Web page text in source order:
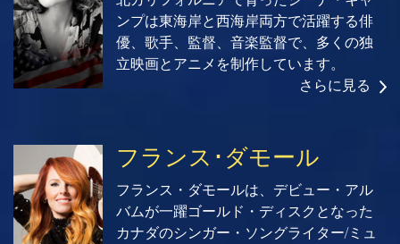
ンプは東海岸と西海岸両方で活躍する俳
優、歌手、監督、音楽監督で、多くの独
立映画とアニメを制作しています。
さらに見る
フランス･ダモール
フランス・ダモールは、デビュー・アル
バムが一躍ゴールド・ディスクとなった
カナダのシンガー・ソングライター/ミュ